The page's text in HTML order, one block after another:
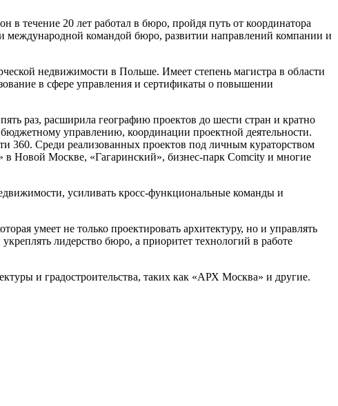
течение 20 лет работал в бюро, пройдя путь от координатора
международной командой бюро, развитии направлений компании и
недвижимости в Польше. Имеет степень магистра в области
в сфере управления и сертификаты о повышении
раз, расширила географию проектов до шести стран и кратно
управлению, координации проектной деятельности.
360. Среди реализованных проектов под личным кураторством
Новой Москве, «Гагаринский», бизнес-парк Comcity и многие
усиливать кросс-функциональные команды и
умеет не только проектировать архитектуру, но и управлять
лидерство бюро, а приоритет технологий в работе
и градостроительства, таких как «АРХ Москва» и другие.